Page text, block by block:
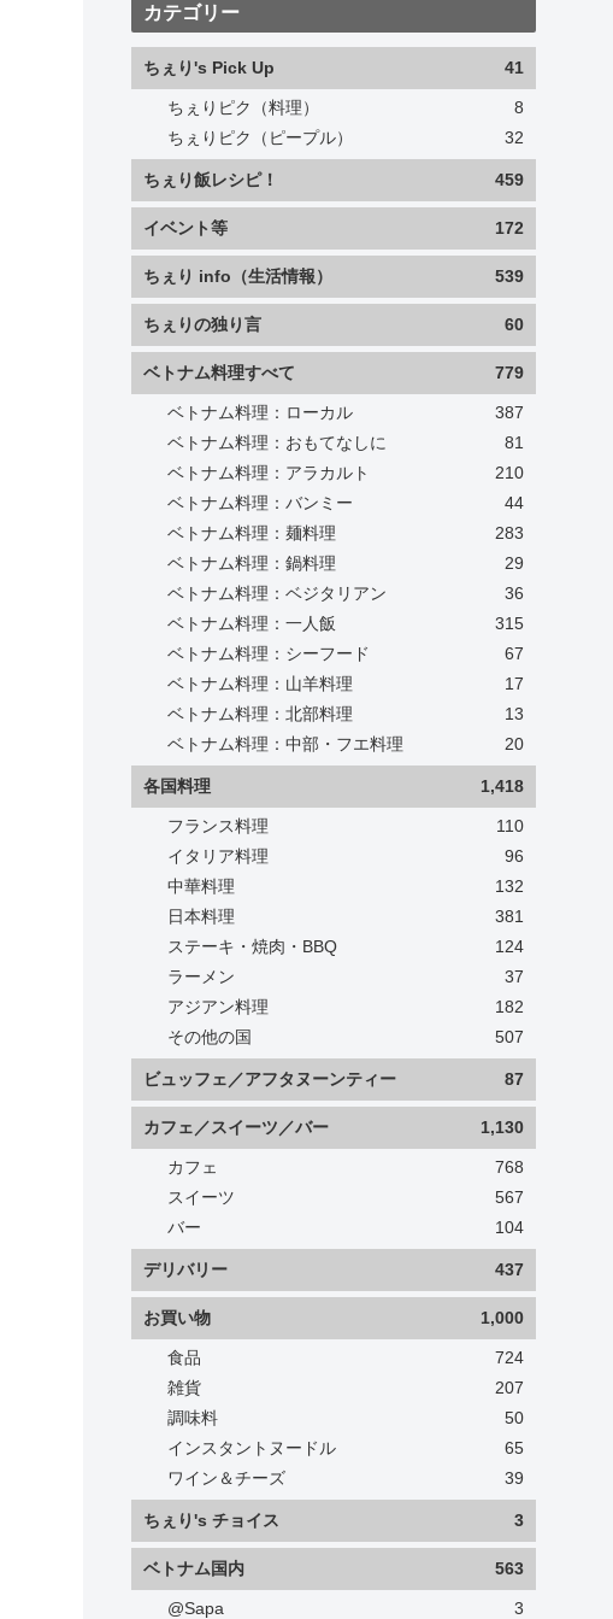
カテゴリー
ちぇり's Pick Up 41
ちぇりピク（料理）
8
ちぇりピク（ピープル）
32
ちぇり飯レシピ！ 459
イベント等 172
ちぇり info（生活情報） 539
ちぇりの独り言 60
ベトナム料理すべて 779
ベトナム料理：ローカル
387
ベトナム料理：おもてなしに
81
ベトナム料理：アラカルト
210
ベトナム料理：バンミー
44
ベトナム料理：麺料理
283
ベトナム料理：鍋料理
29
ベトナム料理：ベジタリアン
36
ベトナム料理：一人飯
315
ベトナム料理：シーフード
67
ベトナム料理：山羊料理
17
ベトナム料理：北部料理
13
ベトナム料理：中部・フエ料理
20
各国料理 1,418
フランス料理
110
イタリア料理
96
中華料理
132
日本料理
381
ステーキ・焼肉・BBQ
124
ラーメン
37
アジアン料理
182
その他の国
507
ビュッフェ／アフタヌーンティー 87
カフェ／スイーツ／バー 1,130
カフェ
768
スイーツ
567
バー
104
デリバリー 437
お買い物 1,000
食品
724
雑貨
207
調味料
50
インスタントヌードル
65
ワイン＆チーズ
39
ちぇり's チョイス 3
ベトナム国内 563
@Sapa
3